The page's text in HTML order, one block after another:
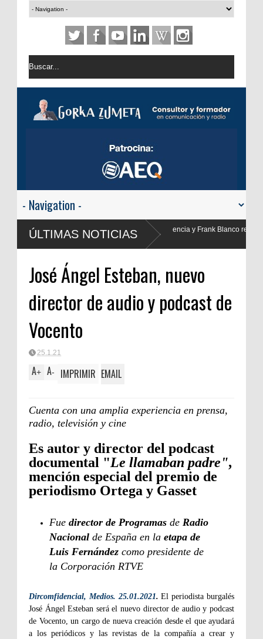
ÚLTIMAS NOTICIAS
Frank Blanco regresan a
José Ángel Esteban, nuevo
director de audio y podcast de
Vocento
25.1.21
A+ A- IMPRIMIR EMAIL
Cuenta con una amplia experiencia en prensa,
radio, televisión y cine
Es autor y director del podcast
documental "Le llamaban padre",
mención especial del premio de
periodismo Ortega y Gasset
Fue director de Programas de Radio
Nacional de España en la etapa de
Luis Fernández como presidente de
la Corporación RTVE
Dircomfidencial, Medios. 25.01.2021. El periodista burgalés
José Ángel Esteban será el nuevo director de audio y podcast
de Vocento, un cargo de nueva creación desde el que ayudará
a los periódicos y las revistas de la compañía a crear y